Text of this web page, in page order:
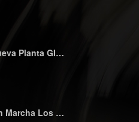
Planta GI…
Marcha Los …